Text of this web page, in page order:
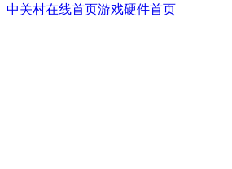
中关村在线首页游戏硬件首页